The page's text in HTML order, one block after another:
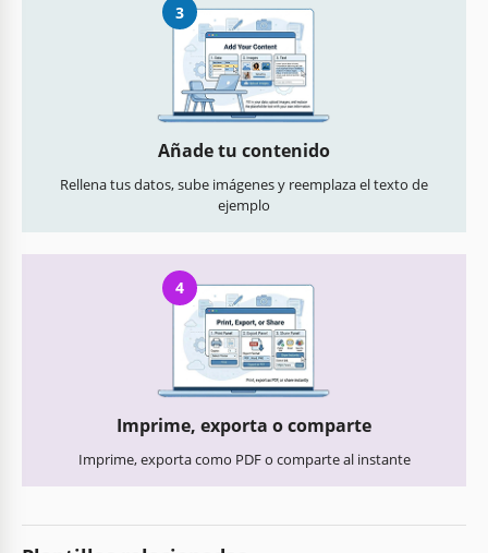
3
Añade tu contenido
Rellena tus datos, sube imágenes y reemplaza el texto de
ejemplo
4
Imprime, exporta o comparte
Imprime, exporta como PDF o comparte al instante